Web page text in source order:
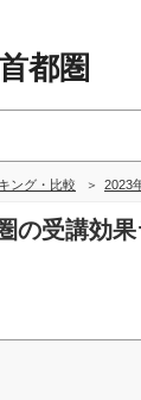
都圏
ング・比較 2023
の受講効